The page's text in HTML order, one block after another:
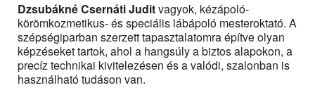
Dzsubákné Csernáti Juditvagyok, kézápoló-
körömkozmetikus- és speciális lábápoló mesteroktató. A
szépségiparban szerzett tapasztalatomra építve olyan
képzéseket tartok, ahol a hangsúly a biztos alapokon, a
precíz technikai kivitelezésen és a valódi, szalonban is
használható tudáson van.